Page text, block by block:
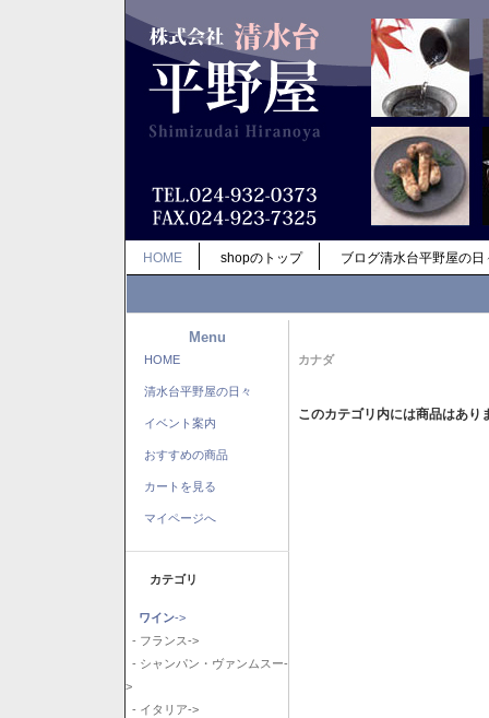
HOME shopのトップ ブログ清水台平野屋の日
Menu
HOME
清水台平野屋の日々
イベント案内
おすすめの商品
カートを見る
マイページへ
カテゴリ
ワイン->
- フランス->
- シャンパン・ヴァンムスー-
>
- イタリア->
カナダ
このカテゴリ内には商品はあり